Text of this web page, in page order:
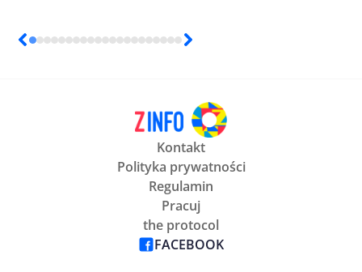
Kontakt
Polityka prywatności
Regulamin
Pracuj
the protocol
FACEBOOK